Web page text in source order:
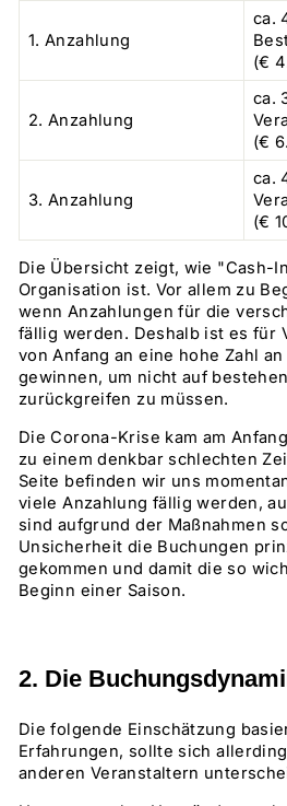
1. Anzahlung
ca.
(€
2. Anzahlung
ca.
(€
3. Anzahlung
ca.
(€
Die Übersicht zeigt, wie "Cash-
Organisation ist. Vor allem zu
wenn Anzahlungen für die
fällig werden. Deshalb ist es für
von Anfang an eine hohe Zahl
gewinnen, um nicht auf
zurückgreifen zu müssen.
Die Corona-Krise kam am
zu einem denkbar schlechten
Seite befinden wir uns
viele Anzahlung fällig werden,
sind aufgrund der Maßnahmen
Unsicherheit die Buchungen
gekommen und damit die so
Beginn einer Saison.
2. Die
Die folgende Einschätzung
Erfahrungen, sollte sich
anderen Veranstaltern